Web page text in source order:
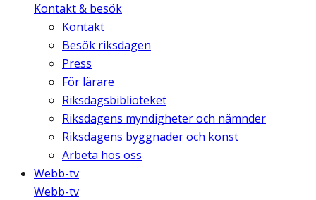
Kontakt & besök
Kontakt
Besök riksdagen
Press
För lärare
Riksdagsbiblioteket
Riksdagens myndigheter och nämnder
Riksdagens byggnader och konst
Arbeta hos oss
Webb-tv
Webb-tv